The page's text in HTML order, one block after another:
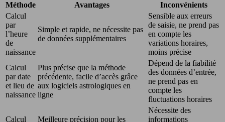
Méthode Avantages
Inconvénients
Calcul
par
l’heure
de
naissance
Simple et rapide, ne nécessite pas
de données supplémentaires
Sensible aux erreurs
de saisie, ne prend pas
en compte les
variations horaires,
moins précise
Calcul
par date
et lieu de
naissance
Plus précise que la méthode
précédente, facile d’accès grâce
aux logiciels astrologiques en
ligne
Dépend de la fiabilité
des données d’entrée,
ne prend pas en
compte les
fluctuations horaires
Calcul
Meilleure précision pour les
Nécessite des
informations